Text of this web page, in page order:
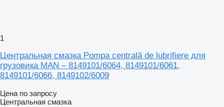
1
Центральная смазка Pompa centrală de lubrifiere для
грузовика MAN – 8149101/6064, 8149101/6061,
8149101/6066, 8149102/6009
Цена по запросу
Центральная смазка